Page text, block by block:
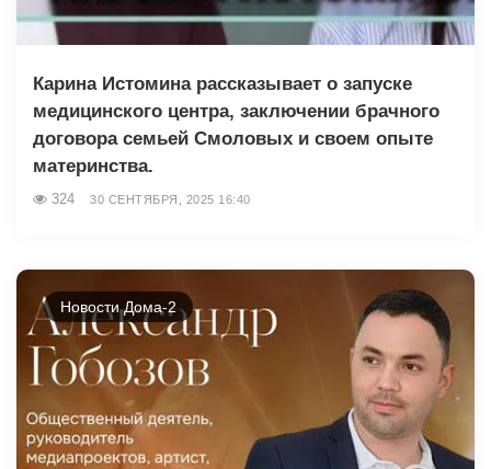
Карина Истомина рассказывает о запуске
медицинского центра, заключении брачного
договора семьей Смоловых и своем опыте
материнства.
324 30 СЕНТЯБРЯ, 2025 16:40
Новости Дома-2